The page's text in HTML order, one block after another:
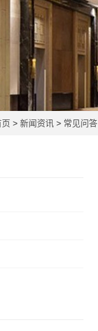
页 > 新闻资讯 > 常见问答